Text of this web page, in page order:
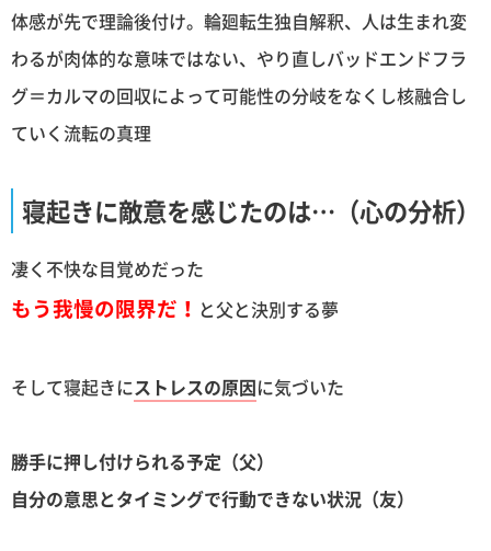
体感が先で理論後付け。輪廻転生独自解釈、人は生まれ変
わるが肉体的な意味ではない、やり直しバッドエンドフラ
グ＝カルマの回収によって可能性の分岐をなくし核融合し
ていく流転の真理
寝起きに敵意を感じたのは…（心の分析）
凄く不快な目覚めだった
もう我慢の限界だ！ と父と決別する夢
そして寝起きにストレスの原因に気づいた
勝手に押し付けられる予定（父）
自分の意思とタイミングで行動できない状況（友）